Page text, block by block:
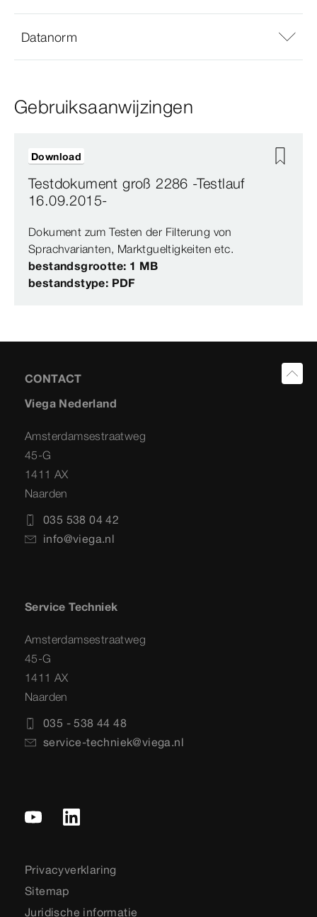
Datanorm
Gebruiksaanwijzingen
Testdokument groß 2286 -Testlauf
16.09.2015-
Dokument zum Testen der Filterung von
Sprachvarianten, Marktgueltigkeiten etc.
bestandsgrootte: 1 MB
bestandstype: PDF
Download
CONTACT
Viega Nederland
Amsterdamsestraatweg
45-G
1411 AX
Naarden
035 538 04 42
info@viega.nl
Service Techniek
Amsterdamsestraatweg
45-G
1411 AX
Naarden
035 - 538 44 48
service-techniek@viega.nl
Privacyverklaring
Sitemap
Juridische informatie